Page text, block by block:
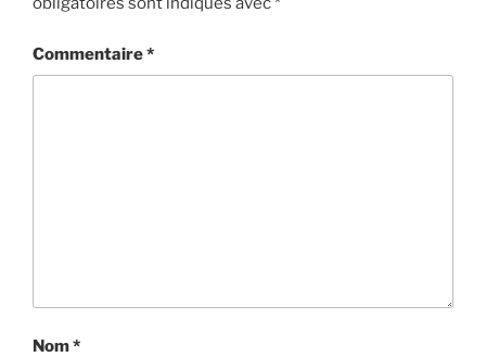
Commentaire*
Nom*